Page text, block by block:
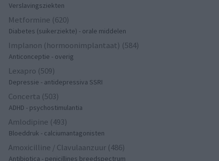
Verslavingsziekten
Metformine (620)
Diabetes (suikerziekte) - orale middelen
Implanon (hormoonimplantaat) (584)
Anticonceptie - overig
Lexapro (509)
Depressie - antidepressiva SSRI
Concerta (503)
ADHD - psychostimulantia
Amlodipine (493)
Bloeddruk - calciumantagonisten
Amoxicilline / Clavulaanzuur (486)
Antibiotica - penicillines breedspectrum